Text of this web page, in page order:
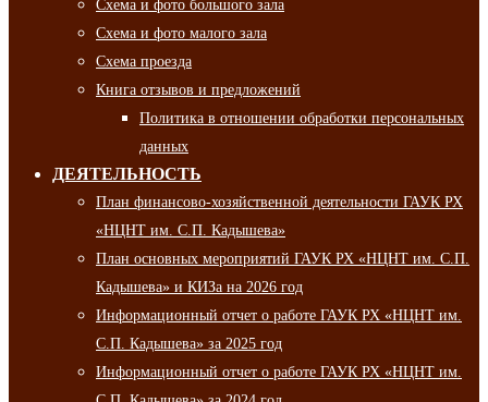
Схема и фото большого зала
Схема и фото малого зала
Схема проезда
Книга отзывов и предложений
Политика в отношении обработки персональных
данных
ДЕЯТЕЛЬНОСТЬ
План финансово-хозяйственной деятельности ГАУК РХ
«НЦНТ им. С.П. Кадышева»
План основных мероприятий ГАУК РХ «НЦНТ им. С.П.
Кадышева» и КИЗа на 2026 год
Информационный отчет о работе ГАУК РХ «НЦНТ им.
С.П. Кадышева» за 2025 год
Информационный отчет о работе ГАУК РХ «НЦНТ им.